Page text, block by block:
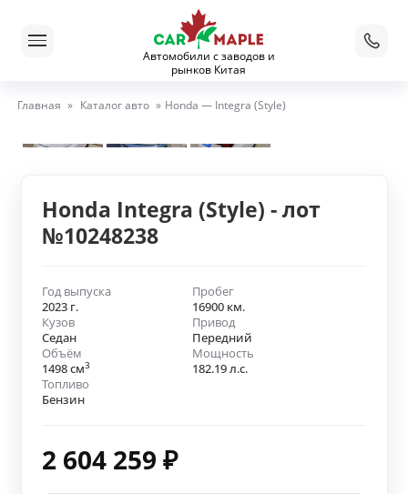
Автомобили с заводов и
рынков Китая
Главная » Каталог авто » Honda — Integra (Style)
Honda Integra (Style) - лот
№10248238
Год выпуска
2023 г.
Пробег
16900 км.
Кузов
Седан
Привод
Передний
Объём
1498 см3
Мощность
182.19 л.с.
Топливо
Бензин
2 604 259 ₽